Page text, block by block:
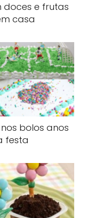
doces e frutas
casa
bolos anos
festa